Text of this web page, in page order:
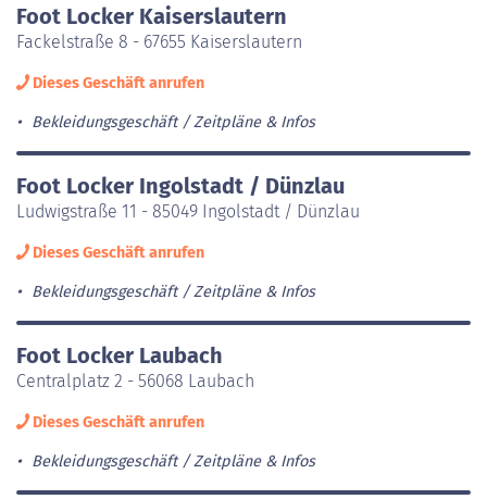
Foot Locker Kaiserslautern
Fackelstraße 8 - 67655 Kaiserslautern
Dieses Geschäft anrufen
Bekleidungsgeschäft Zeitpläne & Infos
Foot Locker Ingolstadt / Dünzlau
Ludwigstraße 11 - 85049 Ingolstadt / Dünzlau
Dieses Geschäft anrufen
Bekleidungsgeschäft Zeitpläne & Infos
Foot Locker Laubach
Centralplatz 2 - 56068 Laubach
Dieses Geschäft anrufen
Bekleidungsgeschäft Zeitpläne & Infos